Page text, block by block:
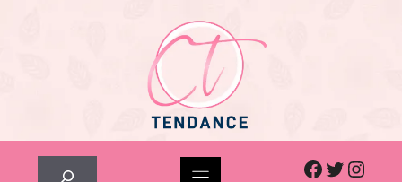
Facebook
Twitter